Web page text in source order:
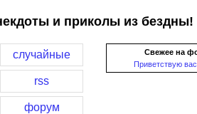
и приколы из бездны!
Свежее на
Приветствую
случайные
rss
форум